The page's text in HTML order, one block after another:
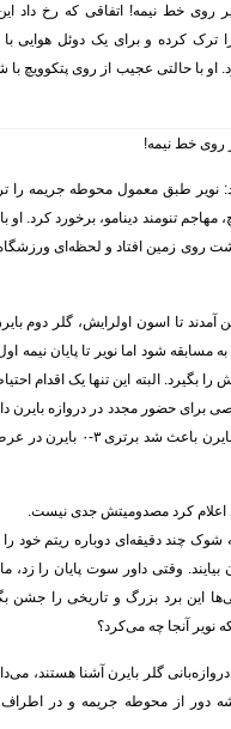
خط نیمه! اتفاقی که رخ داد این
کرده و برای یک دوئل هوایی با
او با حالتی عجیب از روی پتکوویچ با
خط نیمه!
نویر طبق معمول محوطه جریمه را
مهاجم تنومند دینامو، برخورد کرد. او
روی زمین افتاد و لحظه‌ای ورزشگاه
آمدند تا اسون اولرایش، گلر دوم
مسابقه شود اما نویر تا پایان نیمه اول
بگیرد. البته این تنها یک اقدام
حضور مجدد در دروازه بایرن
حال خروج او از ترکیب بایرن باعث شد
اعلام کرد مصدومیتش جدی نیست.
وقتی داور سوت پایان را زد،
این برد بزرگ و تاریخی را جشن
آنجا چه می‌کرد؟
گلر بایرن آشنا هستند،
دور از محوطه جریمه و در اطراف